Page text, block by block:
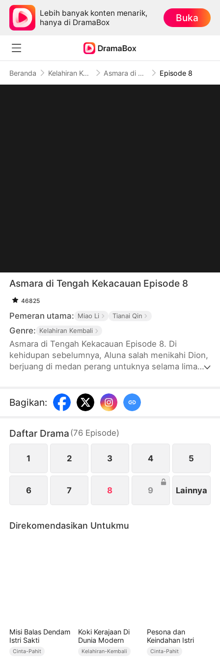
Lebih banyak konten menarik,
hanya di DramaBox
Buka
Beranda Kelahiran Kembali Asmara di Tengah Kekacauan Episode 8
Asmara di Tengah Kekacauan Episode 8
46825
Pemeran utama: Miao Li Tianai Qin
Genre: Kelahiran Kembali
Asmara di Tengah Kekacauan Episode 8. Di
kehidupan sebelumnya, Aluna salah menikahi Dion,
berjuang di medan perang untuknya selama lima
membalas dendam, bekerja sama dengan Raja
Utana, Lucian, untuk mengungkap kejahatan Dion,
Bagikan:
Daftar Drama (76 Episode)
1 2 3 4 5
6 7 8 9 Lainnya
Direkomendasikan Untukmu
Misi Balas Dendam
Istri Sakti
Cinta-Pahit
Koki Kerajaan Di
Dunia Modern
Kelahiran-Kembali
Pesona dan
Keindahan Istri
Cinta-Pahit